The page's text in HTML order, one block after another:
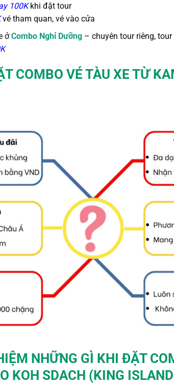
100Kkhi đặt tour
vé tham quan, vé vào cửa
ở Combo Nghỉ Dưỡng– chuyên tour riêng, tour
COMBO VÉ TÀU XE TỪ
NHỮNG GÌ KHI ĐẶT
KOH SDACH (KING